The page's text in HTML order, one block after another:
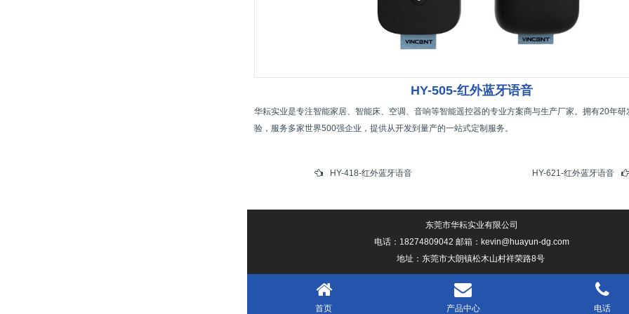
HY-505-红外蓝牙语音
华耘实业是专注智能家居、智能床、空调、音响等智能遥控器的专业方案商与生产厂家。拥有20年研
验，服务多家世界500强企业，提供从开发到量产的一站式定制服务。
HY-418-红外蓝牙语音 HY-621-红外蓝牙语音
东莞市华耘实业有限公司
电话：18274809042 邮箱：kevin@huayun-dg.com
地址：东莞市大朗镇松木山村祥荣路8号
首页 产品中心 电话